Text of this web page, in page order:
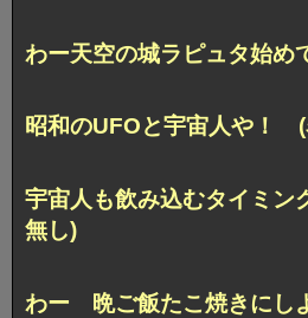
わー天空の城ラピュタ始
昭和のUFOと宇宙人や！ (
宇宙人も飲み込むタイミ
無し)
わー 晩ご飯たこ焼きにし